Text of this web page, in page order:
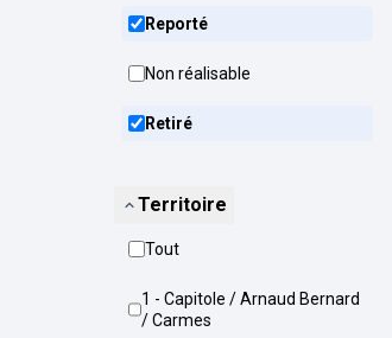
Reporté
Non réalisable
Retiré
Territoire
Tout
1 - Capitole / Arnaud Bernard
/ Carmes